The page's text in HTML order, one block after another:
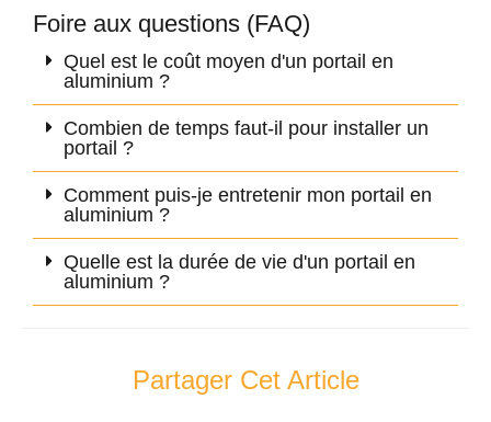
Foire aux questions (FAQ)
Quel est le coût moyen d'un portail en
aluminium ?
Combien de temps faut-il pour installer un
portail ?
Comment puis-je entretenir mon portail en
aluminium ?
Quelle est la durée de vie d'un portail en
aluminium ?
Partager Cet Article